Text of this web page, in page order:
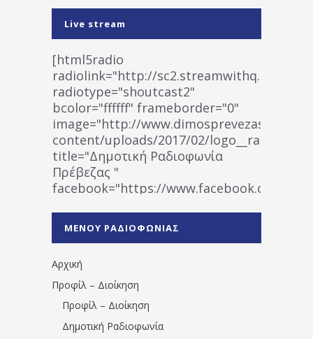
Live stream
[html5radio
radiolink="http://
radiotype="shoutcast2"
bcolor="ffffff" frameborder="0"
image="http://www.dimosprevezas.gr/wp-
content/uploads/2017/02/
title="Δημοτική Ραδιοφωνία
Πρέβεζας "
facebook="https://www.facebook.com/
1531194763766854/" artist="" ]
ΜΕΝΟΥ ΡΑΔΙΟΦΩΝΙΑΣ
Αρχική
Προφίλ – Διοίκηση
Προφίλ – Διοίκηση
Δημοτική Ραδιοφωνία